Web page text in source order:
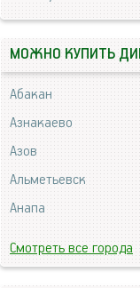
МОЖНО КУПИТЬ
Абакан
Азнакаево
Азов
Альметьевск
Анапа
Смотреть все города